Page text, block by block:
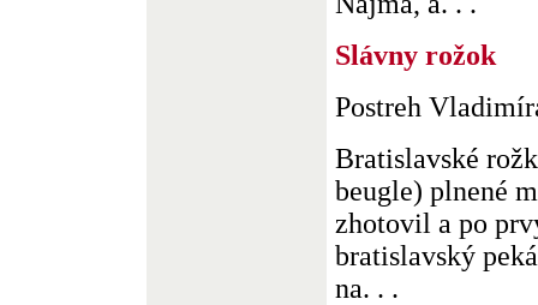
Slávny rožok
Postreh
Bratislavské
beugle) plnené
zhotovil a po
bratislavský
na. . .